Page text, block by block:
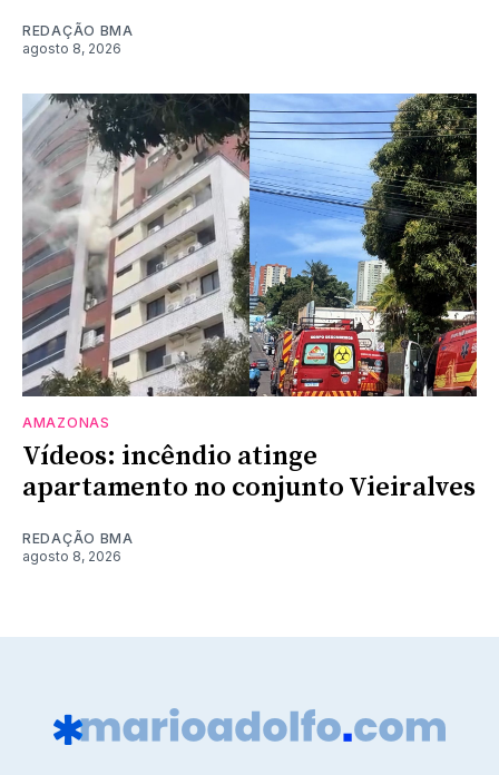
REDAÇÃO BMA
agosto 8, 2026
AMAZONAS
Vídeos: incêndio atinge
apartamento no conjunto Vieiralves
REDAÇÃO BMA
agosto 8, 2026